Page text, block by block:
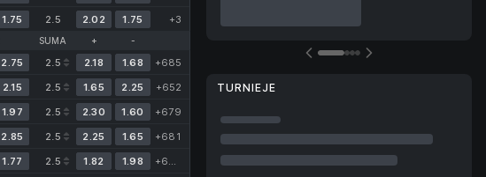
1.75 2.5 2.02 1.75 +3
SUMA + -
2.75 2.5 2.18 1.68
+685
2.15 2.5 1.65 2.25
+652
1.97 2.5 2.30 1.60
+679
2.85 2.5 2.25 1.65
+681
1.77 2.5 1.82 1.98
TURNIEJE